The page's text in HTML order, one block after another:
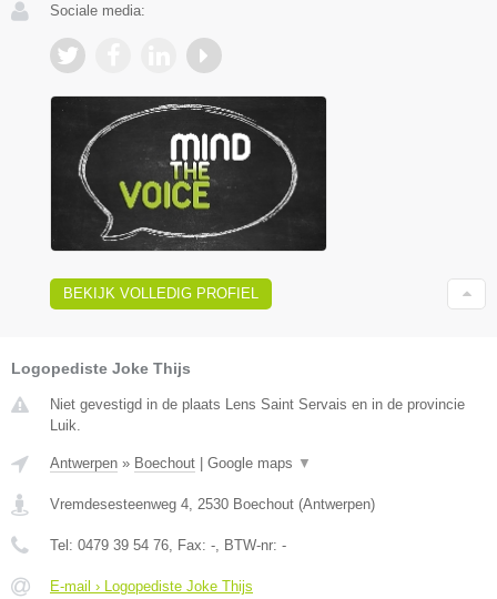
Sociale media:
BEKIJK VOLLEDIG PROFIEL
Logopediste Joke Thijs
Niet gevestigd in de plaats Lens Saint Servais en in de provincie
Luik.
Antwerpen » Boechout | Google maps ▼
Vremdesesteenweg 4 2530 Boechout (Antwerpen)
Tel: 0479 39 54 76 , Fax: - , BTW-nr: -
E-mail › Logopediste Joke Thijs